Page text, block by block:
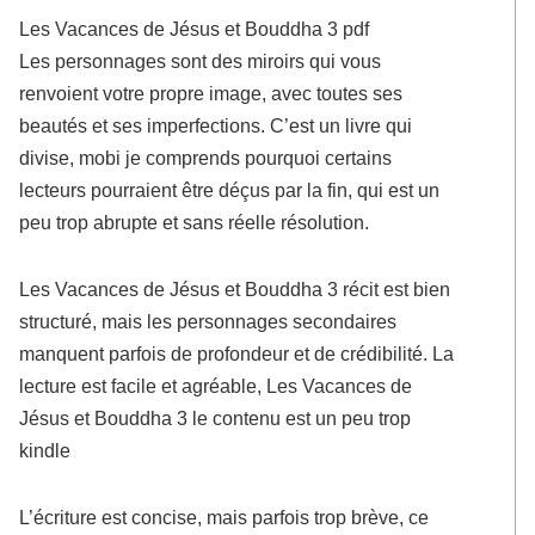
Les Vacances de Jésus et Bouddha 3 pdf
Les personnages sont des miroirs qui vous
renvoient votre propre image, avec toutes ses
beautés et ses imperfections. C’est un livre qui
divise, mobi je comprends pourquoi certains
lecteurs pourraient être déçus par la fin, qui est un
peu trop abrupte et sans réelle résolution.
Les Vacances de Jésus et Bouddha 3 récit est bien
structuré, mais les personnages secondaires
manquent parfois de profondeur et de crédibilité. La
lecture est facile et agréable, Les Vacances de
Jésus et Bouddha 3 le contenu est un peu trop
kindle
L’écriture est concise, mais parfois trop brève, ce